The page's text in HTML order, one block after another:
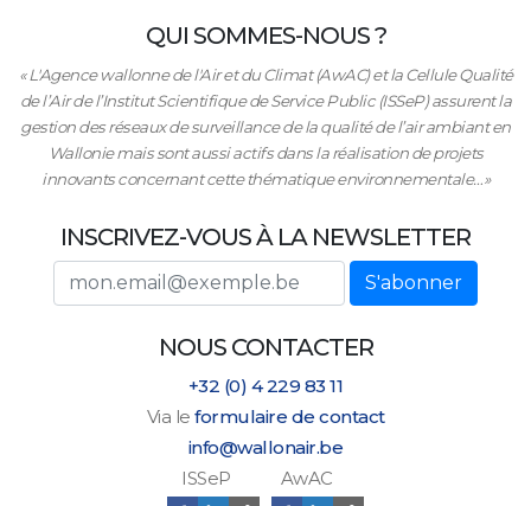
QUI SOMMES-NOUS ?
« L'Agence wallonne de l'Air et du Climat (AwAC) et la Cellule Qualité
de l’Air de l’Institut Scientifique de Service Public (ISSeP) assurent la
gestion des réseaux de surveillance de la qualité de l’air ambiant en
Wallonie mais sont aussi actifs dans la réalisation de projets
innovants concernant cette thématique environnementale…»
INSCRIVEZ-VOUS À LA NEWSLETTER
Adresse email S'abonner
NOUS CONTACTER
+32 (0) 4 229 83 11
Via le formulaire de contact
info@wallonair.be
ISSeP AwAC